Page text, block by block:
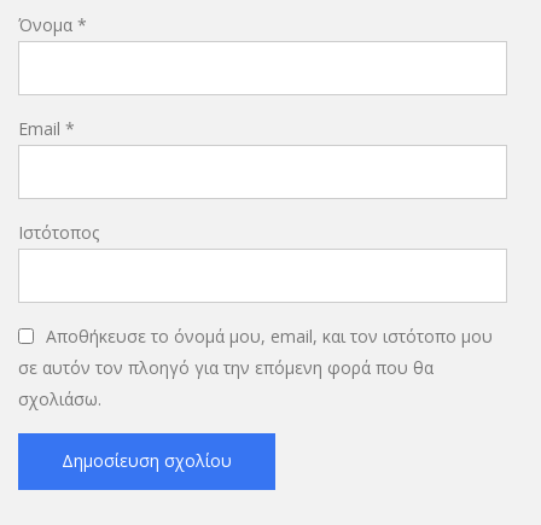
Όνομα *
Email *
Ιστότοπος
Αποθήκευσε το όνομά μου, email, και τον ιστότοπο μου
σε αυτόν τον πλοηγό για την επόμενη φορά που θα
σχολιάσω.